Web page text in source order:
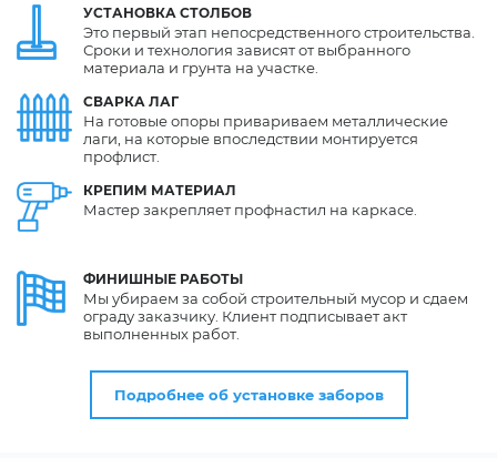
УСТАНОВКА СТОЛБОВ
СВАРКА ЛАГ
КРЕПИМ МАТЕРИАЛ
ФИНИШНЫЕ РАБОТЫ
Это первый этап непосредственного строительства.
Сроки и технология зависят от выбранного
материала и грунта на участке.
На готовые опоры привариваем металлические
лаги, на которые впоследствии монтируется
профлист.
Мастер закрепляет профнастил на каркасе.
Мы убираем за собой строительный мусор и сдаем
ограду заказчику. Клиент подписывает акт
выполненных работ.
Подробнее об установке заборов